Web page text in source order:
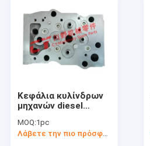
Κεφάλια κυλίνδρων
μηχανών diesel
6162131103
6162131100
MOQ:1pc
Λάβετε την πιο πρόσφατη τιμή